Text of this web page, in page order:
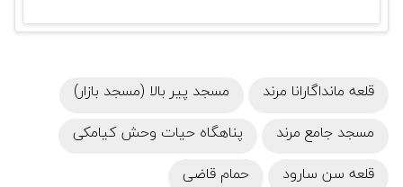
قلعه مانداگارانا مرند
مسجد پیر بالا (مسجد بازار)
مسجد جامع مرند
پناهگاه حیات وحش کیامکی
قلعه سن سارود
حمام قاضی